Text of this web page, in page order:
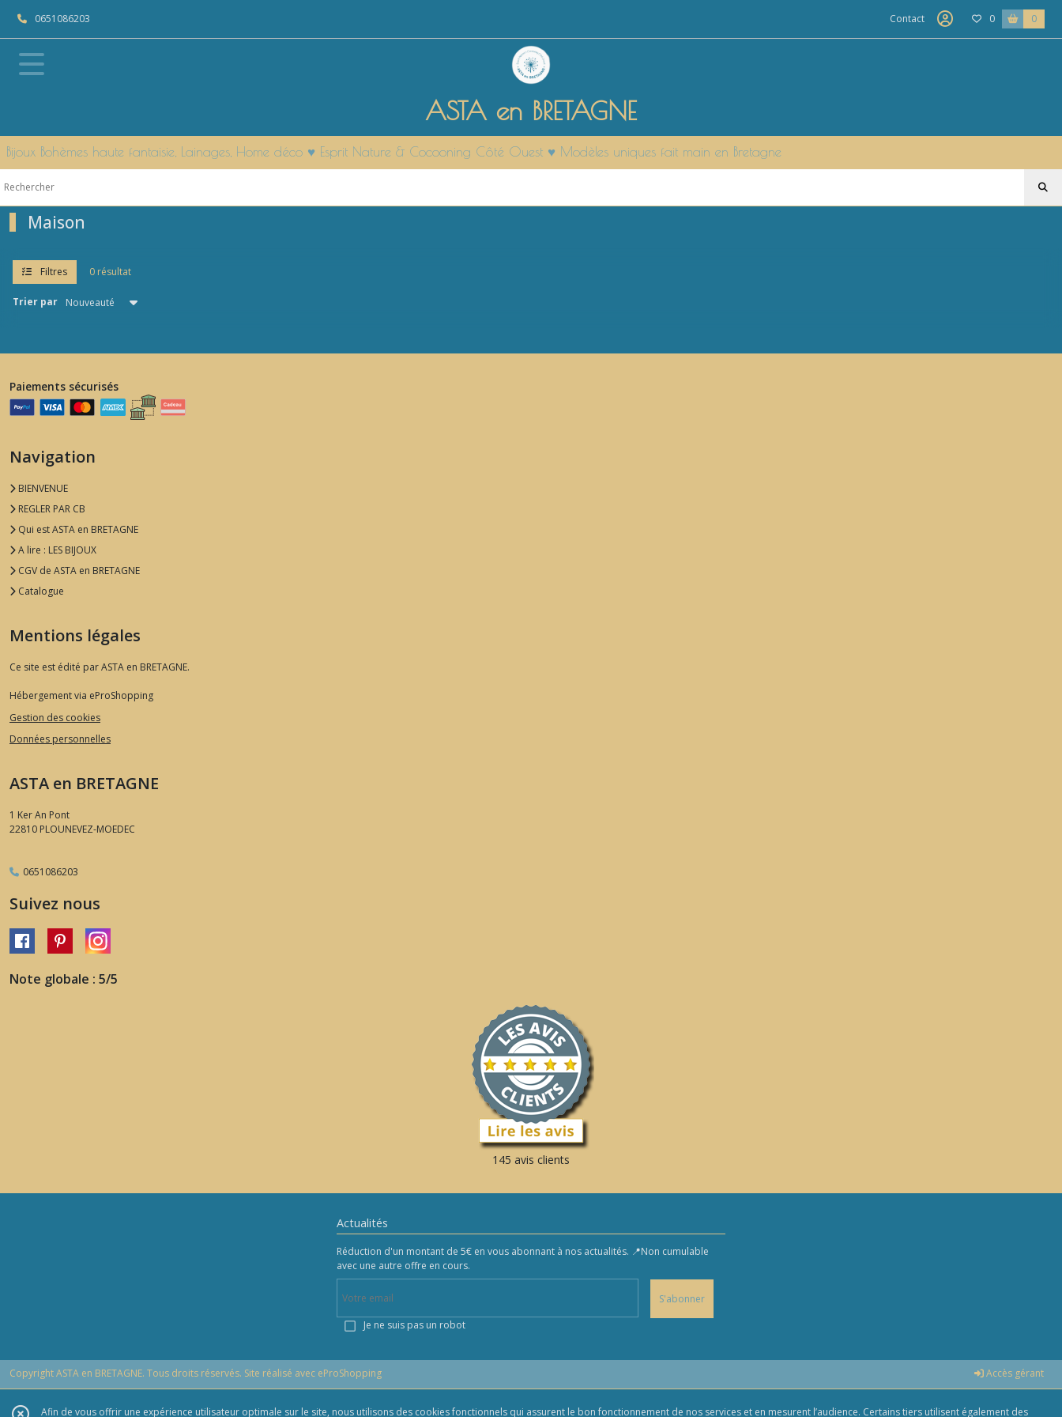
0651086203 Contact 0 0
ASTA en BRETAGNE
Bijoux Bohèmes haute fantaisie, Lainages, Home déco ♥ Esprit Nature & Cocooning Côté Ouest ♥ Modèles uniques fait main en Bretagne
Maison
Filtres 0 résultat
Trier par
Fermer
FILTRES
Afficher
résultats
Paiements sécurisés
Navigation
BIENVENUE
REGLER PAR CB
Qui est ASTA en BRETAGNE
A lire : LES BIJOUX
CGV de ASTA en BRETAGNE
Catalogue
Mentions légales
Ce site est édité par ASTA en BRETAGNE.
Hébergement via eProShopping
Gestion des cookies
Données personnelles
ASTA en BRETAGNE
1 Ker An Pont
22810 PLOUNEVEZ-MOEDEC
0651086203
Suivez nous
Note globale : 5/5
145 avis clients
Actualités
Réduction d'un montant de 5€ en vous abonnant à nos actualités. 📍Non cumulable
avec une autre offre en cours.
S'abonner
Je ne suis pas un robot
Copyright ASTA en BRETAGNE. Tous droits réservés. Site réalisé avec eProShopping Accès gérant
Afin de vous offrir une expérience utilisateur optimale sur le site, nous utilisons des cookies fonctionnels qui assurent le bon fonctionnement de nos services et en mesurent l’audience. Certains tiers utilisent également des